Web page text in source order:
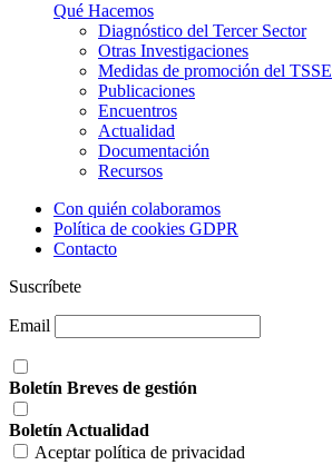
Qué Hacemos
Diagnóstico del Tercer Sector
Otras Investigaciones
Medidas de promoción del TSSE
Publicaciones
Encuentros
Actualidad
Documentación
Recursos
Con quién colaboramos
Política de cookies GDPR
Contacto
Suscríbete
Email
Boletín Breves de gestión
Boletín Actualidad
Aceptar política de privacidad